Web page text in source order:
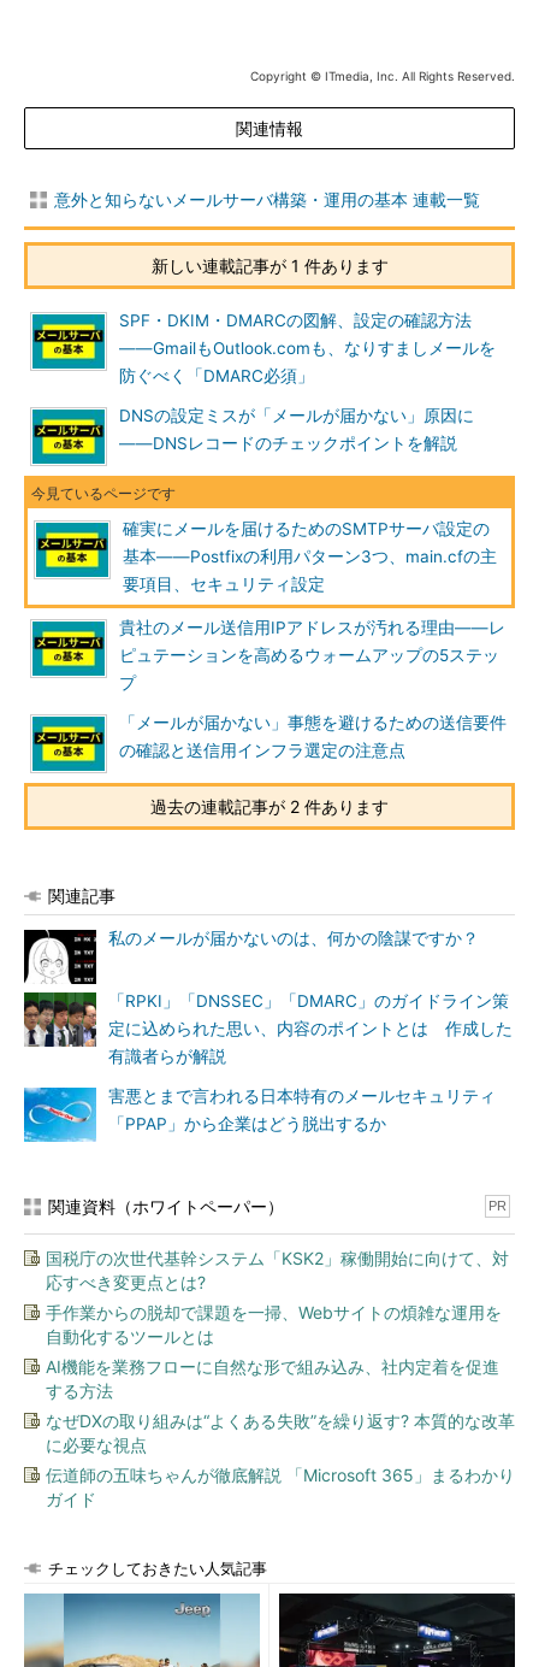
Copyright © ITmedia, Inc. All Rights Reserved.
関連情報
意外と知らないメールサーバ構築・運用の基本 連載一覧
新しい連載記事が 1 件あります
SPF・DKIM・DMARCの図解、設定の確認方法
――GmailもOutlook.comも、なりすましメールを
防ぐべく「DMARC必須」
DNSの設定ミスが「メールが届かない」原因に
――DNSレコードのチェックポイントを解説
確実にメールを届けるためのSMTPサーバ設定の
基本――Postfixの利用パターン3つ、main.cfの主
要項目、セキュリティ設定
貴社のメール送信用IPアドレスが汚れる理由――レ
ピュテーションを高めるウォームアップの5ステッ
プ
「メールが届かない」事態を避けるための送信要件
の確認と送信用インフラ選定の注意点
過去の連載記事が 2 件あります
関連記事
私のメールが届かないのは、何かの陰謀ですか？
「RPKI」「DNSSEC」「DMARC」のガイドライン策
定に込められた思い、内容のポイントとは 作成した
有識者らが解説
害悪とまで言われる日本特有のメールセキュリティ
「PPAP」から企業はどう脱出するか
関連資料（ホワイトペーパー） PR
国税庁の次世代基幹システム「KSK2」稼働開始に向けて、対
応すべき変更点とは?
手作業からの脱却で課題を一掃、Webサイトの煩雑な運用を
自動化するツールとは
AI機能を業務フローに自然な形で組み込み、社内定着を促進
する方法
なぜDXの取り組みは“よくある失敗”を繰り返す? 本質的な改革
に必要な視点
伝道師の五味ちゃんが徹底解説 「Microsoft 365」まるわかり
ガイド
チェックしておきたい人気記事